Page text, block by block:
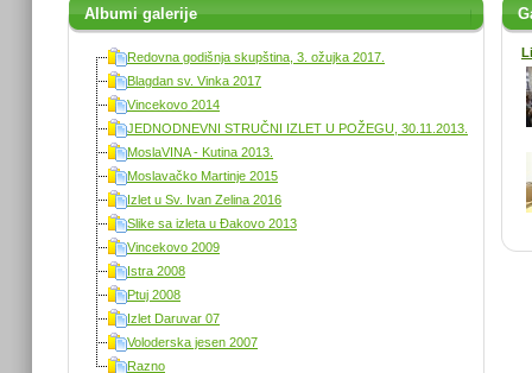
Albumi galerije
Redovna godišnja skupština, 3. ožujka 2017.
Blagdan sv. Vinka 2017
Vincekovo 2014
JEDNODNEVNI STRUČNI IZLET U POŽEGU, 30.11.2013.
MoslaVINA - Kutina 2013.
Moslavačko Martinje 2015
Izlet u Sv. Ivan Zelina 2016
Slike sa izleta u Đakovo 2013
Vincekovo 2009
Istra 2008
Ptuj 2008
Izlet Daruvar 07
Voloderska jesen 2007
Razno